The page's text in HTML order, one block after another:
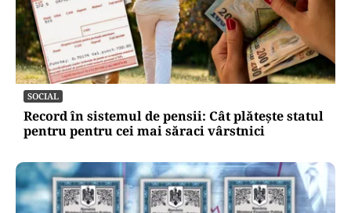
SOCIAL
Record în sistemul de pensii: Cât plătește statul
pentru pentru cei mai săraci vârstnici